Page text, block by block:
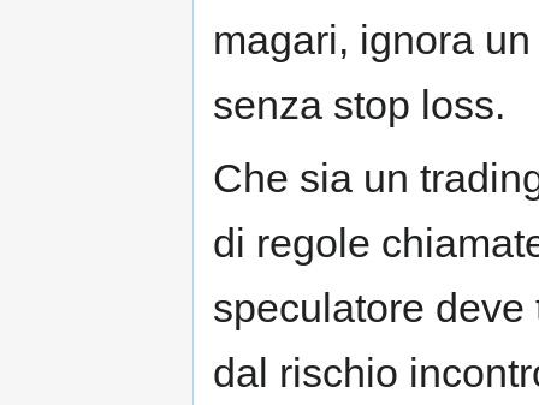
magari, ignora
senza stop loss.
Che sia un
di regole
speculatore
dal rischio